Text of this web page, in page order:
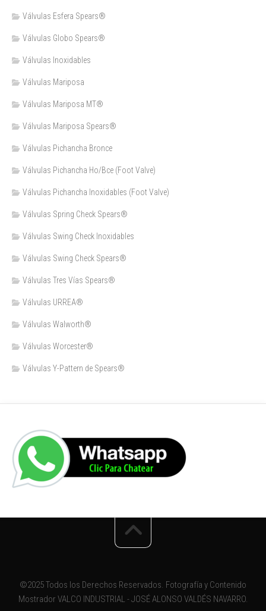
Válvulas Esfera Spears®
Válvulas Globo Spears®
Válvulas Inoxidables
Válvulas Mariposa
Válvulas Mariposa MT®
Válvulas Mariposa Spears®
Válvulas Pichancha Bronce
Válvulas Pichancha Ho/Bce (Foot Valve)
Válvulas Pichancha Inoxidables (Foot Valve)
Válvulas Spring Check Spears®
Válvulas Swing Check Inoxidables
Válvulas Swing Check Spears®
Válvulas Tres Vías Spears®
Válvulas URREA®
Válvulas Walworth®
Válvulas Worcester®
Válvulas Y-Pattern de Spears®️
©2025 Todos los Derechos Reservados. Fotografía y Contenido
Mostrador VALCO INDUSTRIAL - JOSÉ ALONSO VALDÉS NAVARRO.